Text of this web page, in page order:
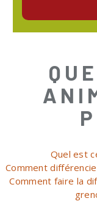
Quel est
Comment
Comment faire la